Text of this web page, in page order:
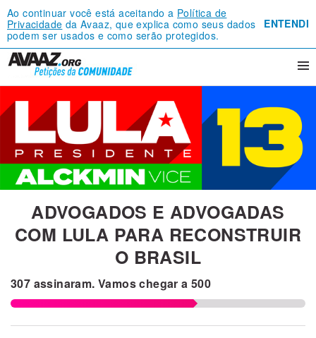
Ao continuar você está aceitando a Política de
Privacidade da Avaaz, que explica como seus dados
podem ser usados e como serão protegidos.
ENTENDI
ADVOGADOS E ADVOGADAS
COM LULA PARA RECONSTRUIR
O BRASIL
307 assinaram.Vamos chegar a500